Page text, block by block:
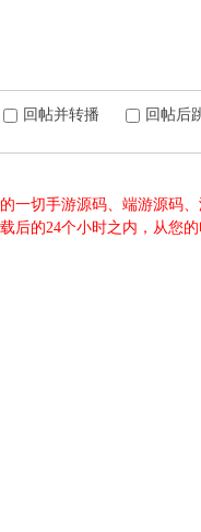
回帖并转播 回帖后
一切手游源码、端游源码
后的24个小时之内，从您